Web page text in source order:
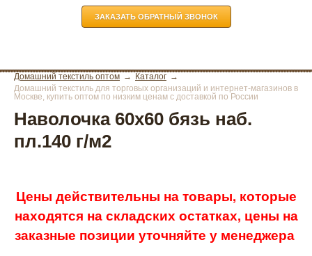
ЗАКАЗАТЬ ОБРАТНЫЙ ЗВОНОК
Домашний текстиль оптом
Каталог
Домашний текстиль для торговых организаций и интернет-магазинов в
Москве, купить оптом по низким ценам с доставкой по России
Наволочка 60х60 бязь наб.
пл.140 г/м2
Цены действительны на товары, которые
находятся на складских остатках, цены на
заказные позиции уточняйте у менеджера